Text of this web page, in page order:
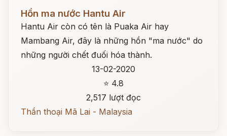
Đọc ngay
Hồn ma nước Hantu Air
Hantu Air còn có tên là Puaka Air hay
Mambang Air, đây là những hồn "ma nước" do
những người chết đuối hóa thành.
13-02-2020
⭐ 4.8
2,517 lượt đọc
Thần thoại Mã Lai - Malaysia